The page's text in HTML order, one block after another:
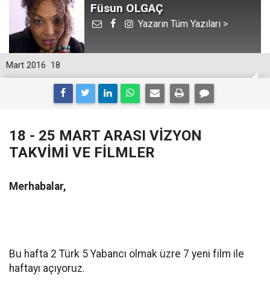
Füsun OLGAÇ
Yazarın Tüm Yazıları >
18
Mart 2016
18 - 25 MART ARASI VİZYON
TAKVİMİ VE FİLMLER
Merhabalar,
Bu hafta 2 Türk 5 Yabancı olmak üzre 7 yeni film ile
haftayı açıyoruz.